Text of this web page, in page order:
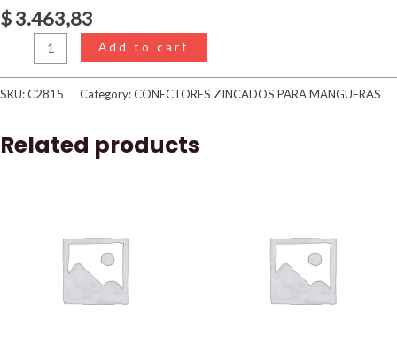
$3.463,83
Add to cart
SKU:C2815 Category:CONECTORES ZINCADOS PARA MANGUERAS
Related products